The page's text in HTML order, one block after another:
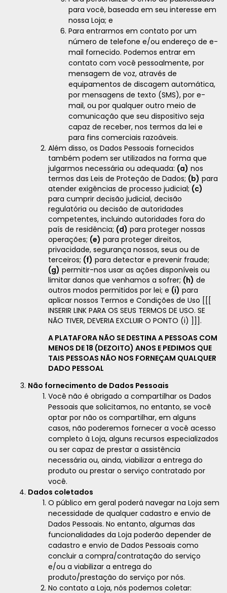
para você, baseada em seu interesse em
nossa Loja; e
Para entrarmos em contato por um
número de telefone e/ou endereço de e-
mail fornecido. Podemos entrar em
contato com você pessoalmente, por
mensagem de voz, através de
equipamentos de discagem automática,
por mensagens de texto (SMS), por e-
mail, ou por qualquer outro meio de
comunicação que seu dispositivo seja
capaz de receber, nos termos da lei e
para fins comerciais razoáveis.
Além disso, os Dados Pessoais fornecidos
também podem ser utilizados na forma que
julgarmos necessária ou adequada: (a) nos
termos das Leis de Proteção de Dados; (b) para
atender exigências de processo judicial; (c)
para cumprir decisão judicial, decisão
regulatória ou decisão de autoridades
competentes, incluindo autoridades fora do
país de residência; (d) para proteger nossas
operações; (e) para proteger direitos,
privacidade, segurança nossos, seus ou de
terceiros; (f) para detectar e prevenir fraude;
(g) permitir-nos usar as ações disponíveis ou
limitar danos que venhamos a sofrer; (h) de
outros modos permitidos por lei; e (i) para
aplicar nossos Termos e Condições de Uso [[[
INSERIR LINK PARA OS SEUS TERMOS DE USO. SE
NÃO TIVER, DEVERIA EXCLUIR O PONTO (i) ]]].
A PLATAFORA NÃO SE DESTINA A PESSOAS COM
MENOS DE 18 (DEZOITO) ANOS E PEDIMOS QUE
TAIS PESSOAS NÃO NOS FORNEÇAM QUALQUER
DADO PESSOAL
Não fornecimento de Dados Pessoais
Você não é obrigado a compartilhar os Dados
Pessoais que solicitamos, no entanto, se você
optar por não os compartilhar, em alguns
casos, não poderemos fornecer a você acesso
completo à Loja, alguns recursos especializados
ou ser capaz de prestar a assistência
necessária ou, ainda, viabilizar a entrega do
produto ou prestar o serviço contratado por
você.
Dados coletados
O público em geral poderá navegar na Loja sem
necessidade de qualquer cadastro e envio de
Dados Pessoais. No entanto, algumas das
funcionalidades da Loja poderão depender de
cadastro e envio de Dados Pessoais como
concluir a compra/contratação do serviço
e/ou a viabilizar a entrega do
produto/prestação do serviço por nós.
No contato a Loja, nós podemos coletar: